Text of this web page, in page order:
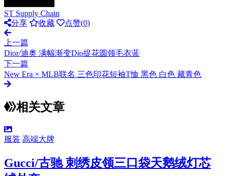
ST Supply Chain
分享
收藏 点赞(0)
上一篇
Dior/迪奥 满幅渐变Dio提花圆领毛衣蓝
下一篇
New Era × MLB联名 三色印花短袖T恤 黑色 白色 藏青色
相关文章
服装 高端大牌
Gucci/古驰 刺绣皮领三口袋天鹅绒灯芯